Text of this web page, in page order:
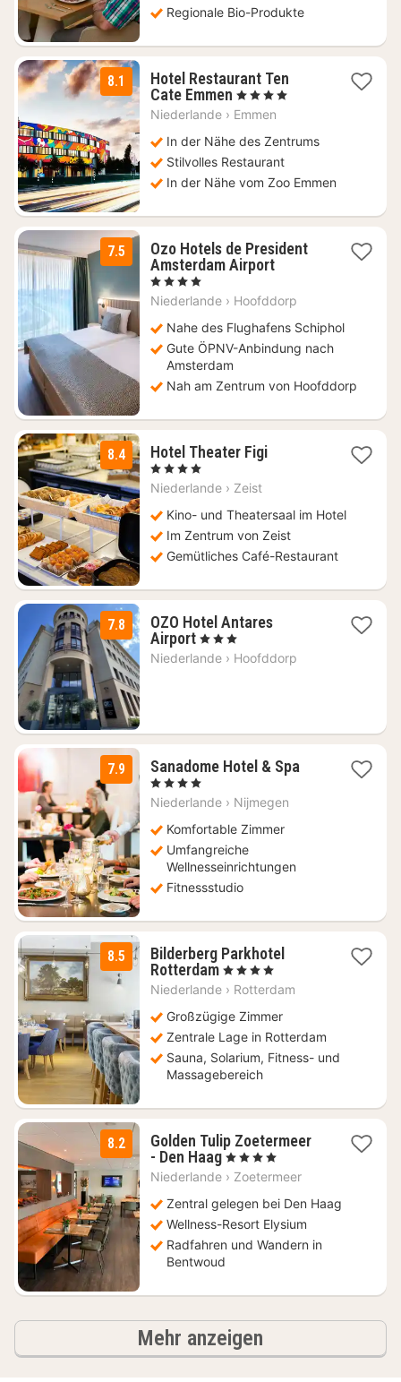
Regionale Bio-Produkte
8.1
Hotel Restaurant Ten
Cate Emmen 1
Nacht
103
€
, 4 Sterne
Niederlande › Emmen
In der Nähe des Zentrums
Stilvolles Restaurant
In der Nähe vom Zoo Emmen
7.5
Ozo Hotels de President
Amsterdam Airport1
ab
115,47
€
, 4 Sterne
Niederlande › Hoofddorp
Nahe des Flughafens Schiphol
Gute ÖPNV-Anbindung nach
Amsterdam
Nah am Zentrum von Hoofddorp
8.4 Hotel Theater Figi1
€
, 4 Sterne
Niederlande › Zeist
Kino- und Theatersaal im Hotel
Im Zentrum von Zeist
Gemütliches Café-Restaurant
7.8
OZO Hotel Antares
Airport1
Nacht
, 3 Sterne
Niederlande › Hoofddorp
7.9 Sanadome Hotel & Spa1
, 4 Sterne
Niederlande › Nijmegen
Komfortable Zimmer
Umfangreiche
Wellnesseinrichtungen
Fitnessstudio
8.5
Bilderberg Parkhotel
Rotterdam1
Nacht
102,56
€
, 4 Sterne
Niederlande › Rotterdam
Großzügige Zimmer
Zentrale Lage in Rotterdam
Sauna, Solarium, Fitness- und
Massagebereich
8.2
Golden Tulip Zoetermeer
- Den Haag1
Nacht
116,63
€
, 4 Sterne
Niederlande › Zoetermeer
Zentral gelegen bei Den Haag
Wellness-Resort Elysium
Radfahren und Wandern in
Bentwoud
Mehr anzeigen